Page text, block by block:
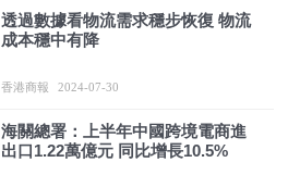
透過數據看物流需求穩步恢復 物流
成本穩中有降
香港商報 2024-07-30
海關總署：上半年中國跨境電商進
出口1.22萬億元 同比增長10.5%